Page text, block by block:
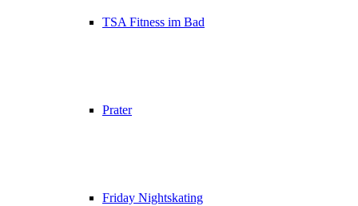
TSA Fitness im Bad
Prater
Friday Nightskating